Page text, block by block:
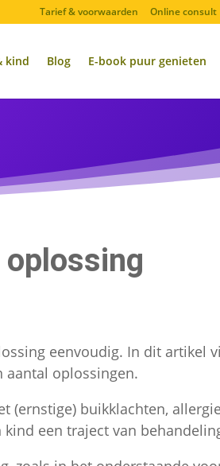
Tarief & voorwaarden Online consult
kind Blog E-book puur genieten
eenvoudig. In dit artikel
aantal oplossingen.
(ernstige) buikklachten,
een traject van